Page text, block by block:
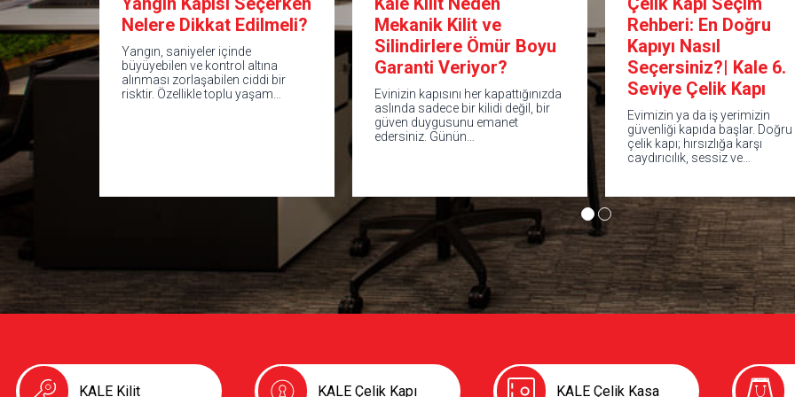
Nelere Dikkat Edilmeli?
Yangın, saniyeler içinde
büyüyebilen ve kontrol altına
alınması zorlaşabilen ciddi bir
risktir. Özellikle toplu yaşam…
Mekanik Kilit ve
Silindirlere Ömür Boyu
Garanti Veriyor?
Evinizin kapısını her kapattığınızda
aslında sadece bir kilidi değil, bir
güven duygusunu emanet
edersiniz. Günün…
Rehberi: En Doğru
Kapıyı Nasıl
Seçersiniz?| Kale 6.
Seviye Çelik Kapı
Evimizin ya da iş yerimizin
güvenliği kapıda başlar. Doğru
çelik kapı; hırsızlığa karşı
caydırıcılık, sessiz ve…
KALE Kilit KALE Çelik Kapı KALE Çelik Kasa